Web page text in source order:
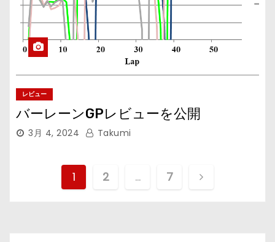
レビュー
バーレーンGPレビューを公開
3月 4, 2024 Takumi
投1 2 … 7